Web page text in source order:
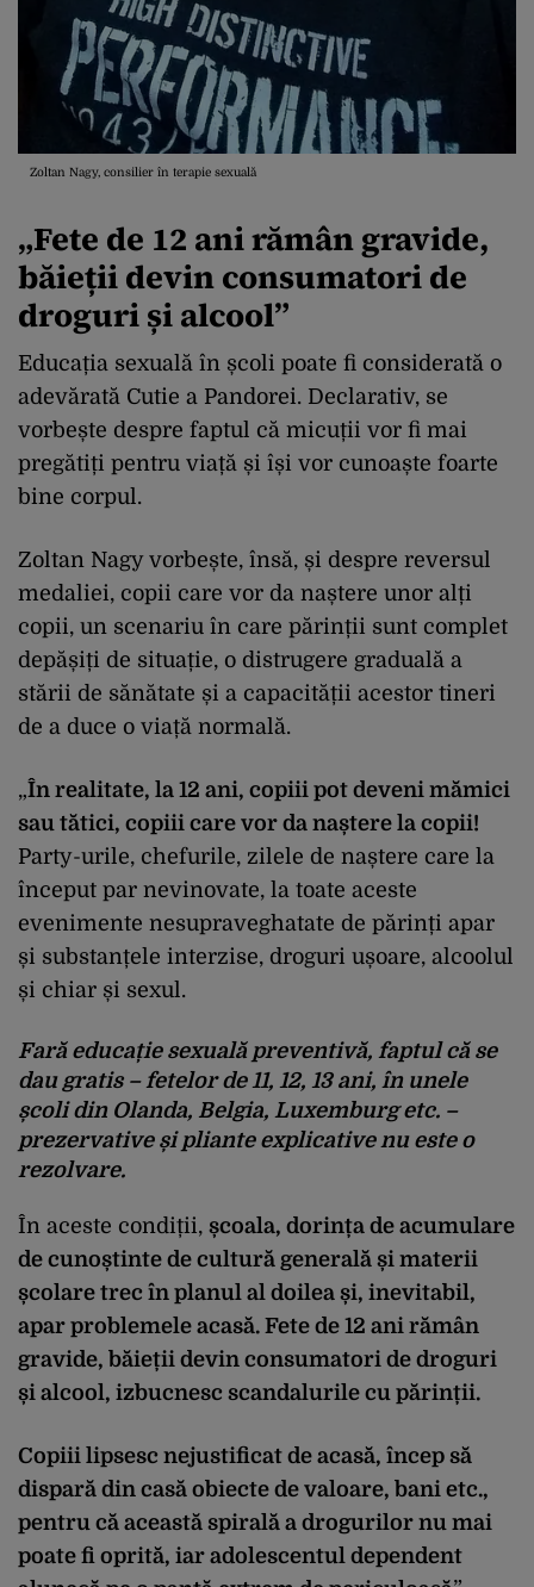
Zoltan Nagy, consilier în terapie sexuală
„Fete de 12 ani rămân gravide,
băieții devin consumatori de
droguri și alcool”
Educația sexuală în școli poate fi considerată o
adevărată Cutie a Pandorei. Declarativ, se
vorbește despre faptul că micuții vor fi mai
pregătiți pentru viață și își vor cunoaște foarte
bine corpul.
Zoltan Nagy vorbește, însă, și despre reversul
medaliei, copii care vor da naștere unor alți
copii, un scenariu în care părinții sunt complet
depășiți de situație, o distrugere graduală a
stării de sănătate și a capacității acestor tineri
de a duce o viață normală.
„În realitate, la 12 ani, copiii pot deveni mămici
sau tătici, copiii care vor da naștere la copii!
Party-urile, chefurile, zilele de naștere care la
început par nevinovate, la toate aceste
evenimente nesupraveghatate de părinți apar
și substanțele interzise, droguri ușoare, alcoolul
și chiar și sexul.
Fară educație sexuală preventivă, faptul că se
dau gratis – fetelor de 11, 12, 13 ani, în unele
școli din Olanda, Belgia, Luxemburg etc. –
prezervative și pliante explicative nu este o
rezolvare.
În aceste condiții, școala, dorința de acumulare
de cunoștinte de cultură generală și materii
școlare trec în planul al doilea și, inevitabil,
apar problemele acasă. Fete de 12 ani rămân
gravide, băieții devin consumatori de droguri
și alcool, izbucnesc scandalurile cu părinții.
Copiii lipsesc nejustificat de acasă, încep să
dispară din casă obiecte de valoare, bani etc.,
pentru că această spirală a drogurilor nu mai
poate fi oprită, iar adolescentul dependent